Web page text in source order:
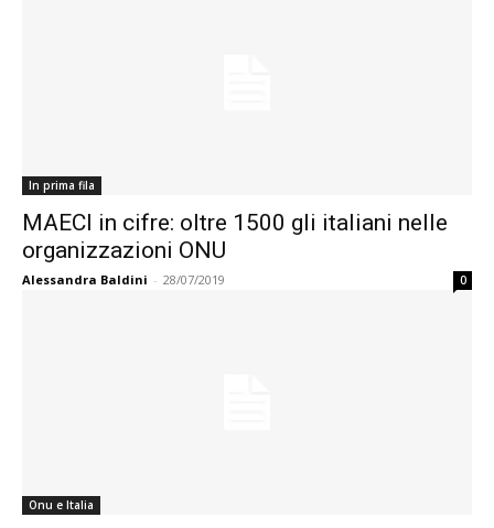
In prima fila
MAECI in cifre: oltre 1500 gli italiani nelle
organizzazioni ONU
Alessandra Baldini - 28/07/2019 0
Onu e Italia